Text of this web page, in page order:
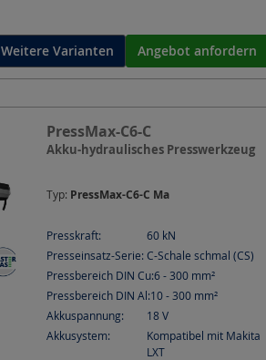
Weitere Varianten Angebot anfordern
PressMax-C6-C
Akku-hydraulisches Presswerkzeug
Typ: PressMax-C6-C Ma
Presskraft: 60 kN
Presseinsatz-Serie: C-Schale schmal (CS)
Pressbereich DIN Cu:6 - 300 mm²
Pressbereich DIN Al:10 - 300 mm²
Akkuspannung:
18V
Akkusystem:
Kompatibel mit Makita
LXT